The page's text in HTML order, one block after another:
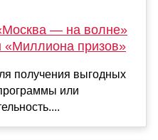
— на волне»
«Миллиона призов»
получения выгодных
или